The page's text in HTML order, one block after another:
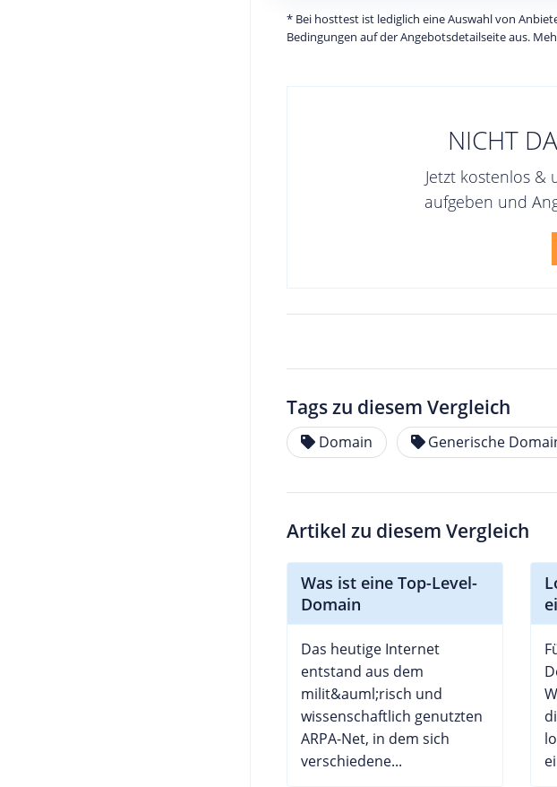
* Bei hosttest ist lediglich eine Auswahl von
Bedingungen auf der Angebotsdetailseite aus.
NICHT
Jetzt kostenlos &
aufgeben und
Tags zu diesem Vergleich
Domain Generische
Artikel zu diesem Vergleich
Was ist eine Top-Level-
Domain
Das heutige Internet
entstand aus dem
milit&auml;risch und
wissenschaftlich genutzten
ARPA-Net, in dem sich
verschiedene...